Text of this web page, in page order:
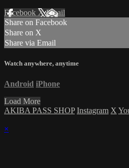
Facebook XEmail
Share on Facebook
Share on X
Share via Email
Watch anywhere, anytime
Android iPhone
Load More
AKIBA PASS SHOP Instagram X
×